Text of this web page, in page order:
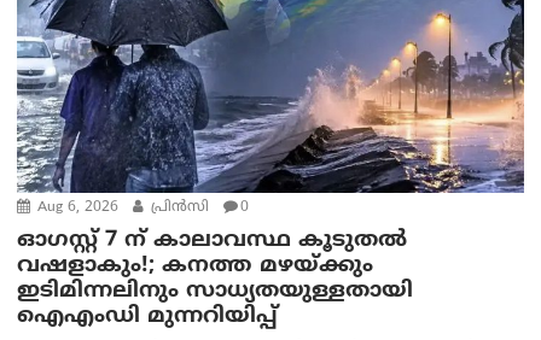
Aug 6, 2026 പ്രിന്‍സി 0
ഓഗസ്റ്റ് 7 ന് കാലാവസ്ഥ കൂടുതൽ
വഷളാകും!; കനത്ത മഴയ്ക്കും
ഇടിമിന്നലിനും സാധ്യതയുള്ളതായി
ഐഎംഡി മുന്നറിയിപ്പ്